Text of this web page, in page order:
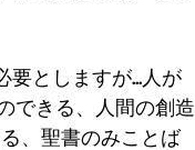
としますが...人が
できる、人間の創造
、聖書のみことば